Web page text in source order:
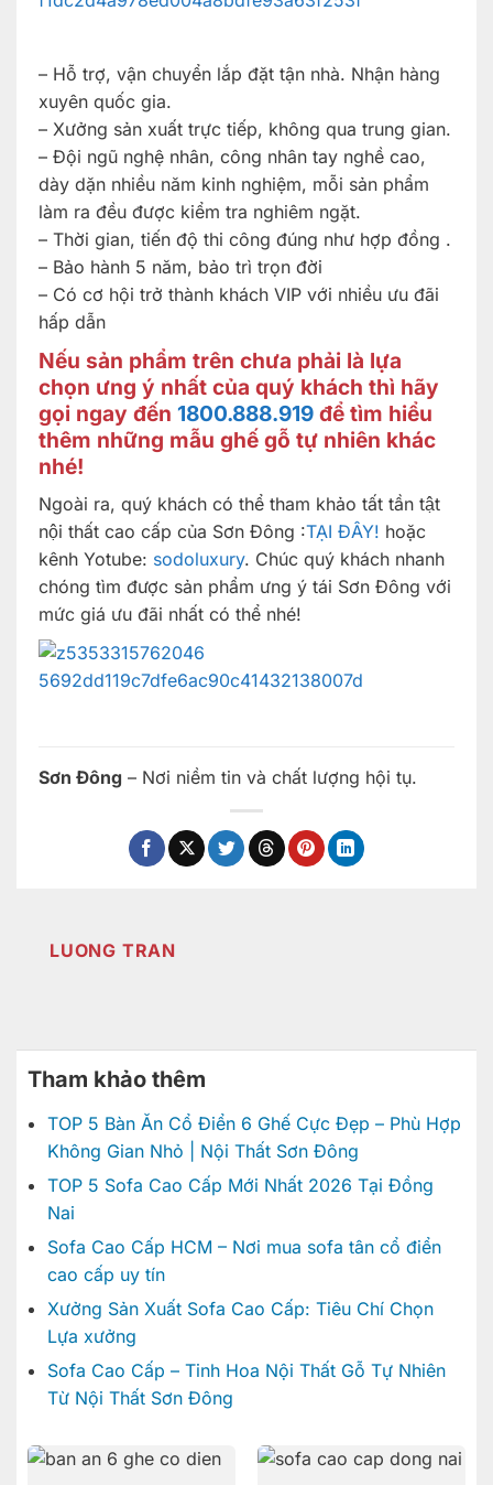
– Hỗ trợ, vận chuyển lắp đặt tận nhà. Nhận hàng
xuyên quốc gia.
– Xưởng sản xuất trực tiếp, không qua trung gian.
– Đội ngũ nghệ nhân, công nhân tay nghề cao,
dày dặn nhiều năm kinh nghiệm, mỗi sản phẩm
làm ra đều được kiểm tra nghiêm ngặt.
– Thời gian, tiến độ thi công đúng như hợp đồng .
– Bảo hành 5 năm, bảo trì trọn đời
– Có cơ hội trở thành khách VIP với nhiều ưu đãi
hấp dẫn
Nếu sản phẩm trên chưa phải là lựa
chọn ưng ý nhất của quý khách thì hãy
gọi ngay đến 1800.888.919 để tìm hiểu
thêm những mẫu ghế gỗ tự nhiên khác
nhé!
Ngoài ra, quý khách có thể tham khảo tất tần tật
nội thất cao cấp của Sơn Đông :TẠI ĐÂY! hoặc
kênh Yotube: sodoluxury. Chúc quý khách nhanh
chóng tìm được sản phẩm ưng ý tái Sơn Đông với
mức giá ưu đãi nhất có thể nhé!
Sơn Đông – Nơi niềm tin và chất lượng hội tụ.
LUONG TRAN
Tham khảo thêm
TOP 5 Bàn Ăn Cổ Điển 6 Ghế Cực Đẹp – Phù Hợp
Không Gian Nhỏ | Nội Thất Sơn Đông
TOP 5 Sofa Cao Cấp Mới Nhất 2026 Tại Đồng
Nai
Sofa Cao Cấp HCM – Nơi mua sofa tân cổ điển
cao cấp uy tín
Xưởng Sản Xuất Sofa Cao Cấp: Tiêu Chí Chọn
Lựa xưởng
Sofa Cao Cấp – Tinh Hoa Nội Thất Gỗ Tự Nhiên
Từ Nội Thất Sơn Đông